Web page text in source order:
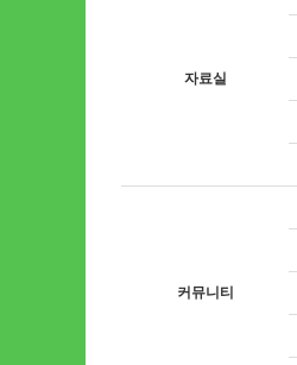
자료실
커뮤니티